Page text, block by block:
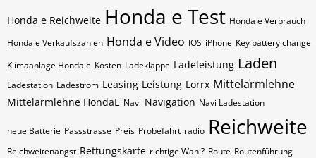
Honda e Reichweite Honda e Test Honda e Verbrauch
Honda e Verkaufszahlen Honda e Video IOS iPhone Key battery change
Klimaanlage Honda e Kosten Ladeklappe Ladeleistung Laden
Ladestation Ladestrom Leasing Leistung Lorrx Mittelarmlehne
Mittelarmlehne HondaE Navi Navigation Navi Ladestation
neue Batterie Passstrasse Preis Probefahrt radio Reichweite
Reichweitenangst Rettungskarte richtige Wahl? Route Routenführung